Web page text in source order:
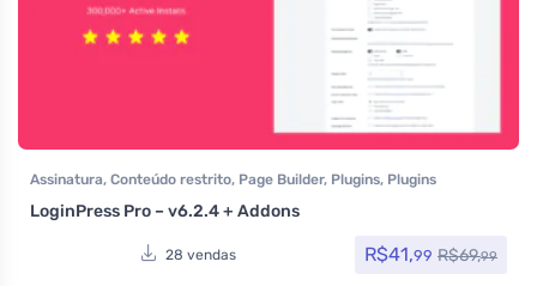
Assinatura, Conteúdo restrito, Page Builder, Plugins, Plugins
Wocoomerce
Todos os itens Woocommerce
LoginPress Pro – v6.2.4 + Addons
28 vendas R$41,99 R$69,99